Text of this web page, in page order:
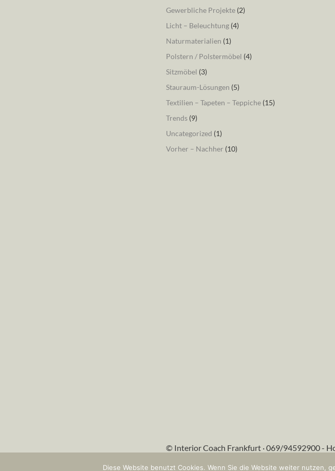
Gewerbliche Projekte(2)
Licht – Beleuchtung(4)
Naturmaterialien (1)
Polstern / Polstermöbel (4)
Sitzmöbel (3)
Stauraum-Lösungen (5)
Textilien – Tapeten – Teppiche(15)
Trends(9)
Uncategorized (1)
Vorher – Nachher (10)
© Interior Coach Frankfurt · 069/94592900 -
Diese Website benutzt Cookies. Wenn Sie die Website weiter nutzen,